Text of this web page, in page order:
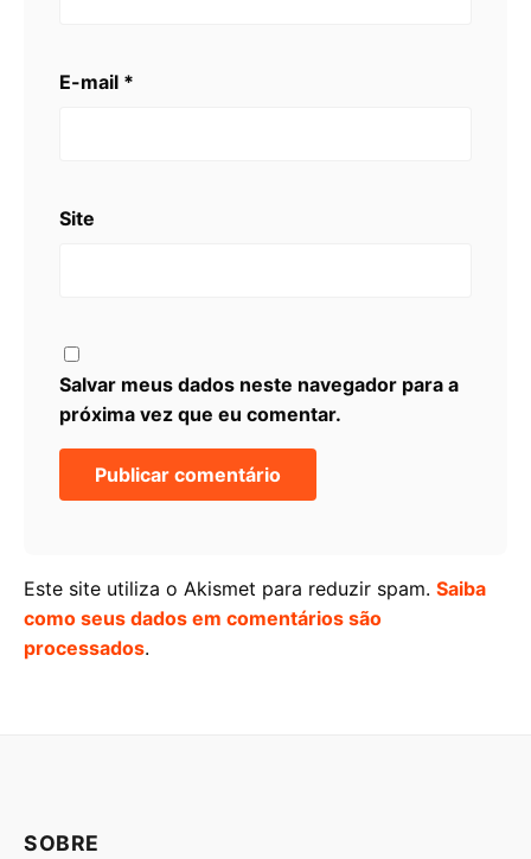
E-mail *
Site
Salvar meus dados neste navegador para a
próxima vez que eu comentar.
Este site utiliza o Akismet para reduzir spam. Saiba
como seus dados em comentários são
processados.
SOBRE